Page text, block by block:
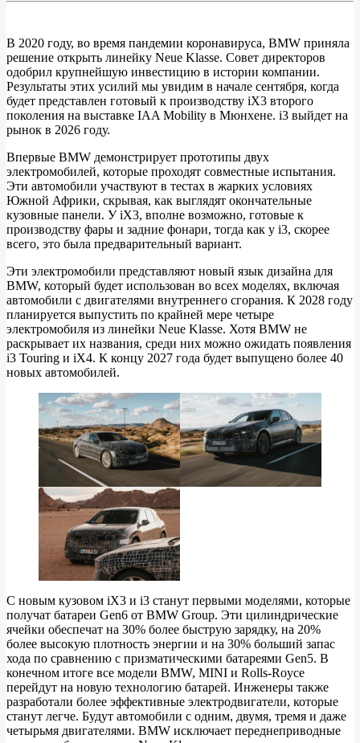
Новые
i3
и
iX3
проходят
совместные
испытания
В 2020 году, во время пандемии коронавируса, BMW приняла
решение открыть линейку Neue Klasse. Совет директоров
одобрил крупнейшую инвестицию в истории компании.
Результаты этих усилий мы увидим в начале сентября, когда
будет представлен готовый к производству iX3 второго
поколения на выставке IAA Mobility в Мюнхене. i3 выйдет на
рынок в 2026 году.
Впервые BMW демонстрирует прототипы двух
электромобилей, которые проходят совместные испытания.
Эти автомобили участвуют в тестах в жарких условиях
Южной Африки, скрывая, как выглядят окончательные
кузовные панели. У iX3, вполне возможно, готовые к
производству фары и задние фонари, тогда как у i3, скорее
всего, это была предварительный вариант.
Эти электромобили представляют новый язык дизайна для
BMW, который будет использован во всех моделях, включая
автомобили с двигателями внутреннего сгорания. К 2028 году
планируется выпустить по крайней мере четыре
электромобиля из линейки Neue Klasse. Хотя BMW не
раскрывает их названия, среди них можно ожидать появления
i3 Touring и iX4. К концу 2027 года будет выпущено более 40
новых автомобилей.
С новым кузовом iX3 и i3 станут первыми моделями, которые
получат батареи Gen6 от BMW Group. Эти цилиндрические
ячейки обеспечат на 30% более быструю зарядку, на 20%
более высокую плотность энергии и на 30% больший запас
хода по сравнению с призматическими батареями Gen5. В
конечном итоге все модели BMW, MINI и Rolls-Royce
перейдут на новую технологию батарей. Инженеры также
разработали более эффективные электродвигатели, которые
станут легче. Будут автомобили с одним, двумя, тремя и даже
четырьмя двигателями. BMW исключает переднеприводные